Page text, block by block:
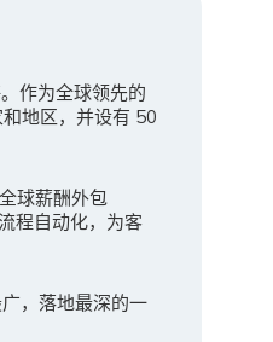
作为全球领先的
地区，并设有 50
球薪酬外包
程自动化，为客
，落地最深的一